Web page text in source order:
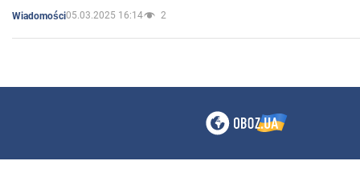
Wiadomości05.03.2025 16:14 2